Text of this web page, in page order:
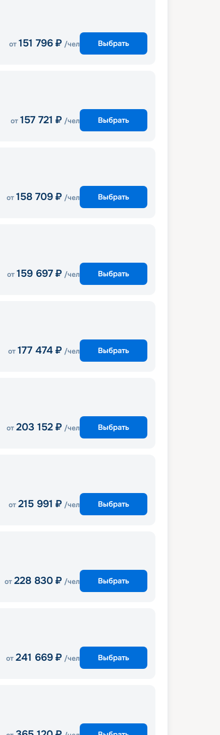
от 151 796 ₽ /чел Выбрать
от 157 721 ₽ /чел Выбрать
от 158 709 ₽ /чел Выбрать
от 159 697 ₽ /чел Выбрать
от 177 474 ₽ /чел Выбрать
от 203 152 ₽ /чел Выбрать
от 215 991 ₽ /чел Выбрать
от 228 830 ₽ /чел Выбрать
от 241 669 ₽ /чел Выбрать